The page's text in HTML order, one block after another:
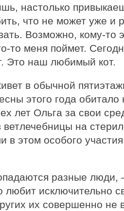
настолько
что не может уже и
Возможно, кому-то
то меня поймет.
Это наш любимый кот.
в обычной
этого года обитало
лет Ольга за свои
ветлечебницы на
в этом особого
разные люди,
любит исключительно
их совершенно не